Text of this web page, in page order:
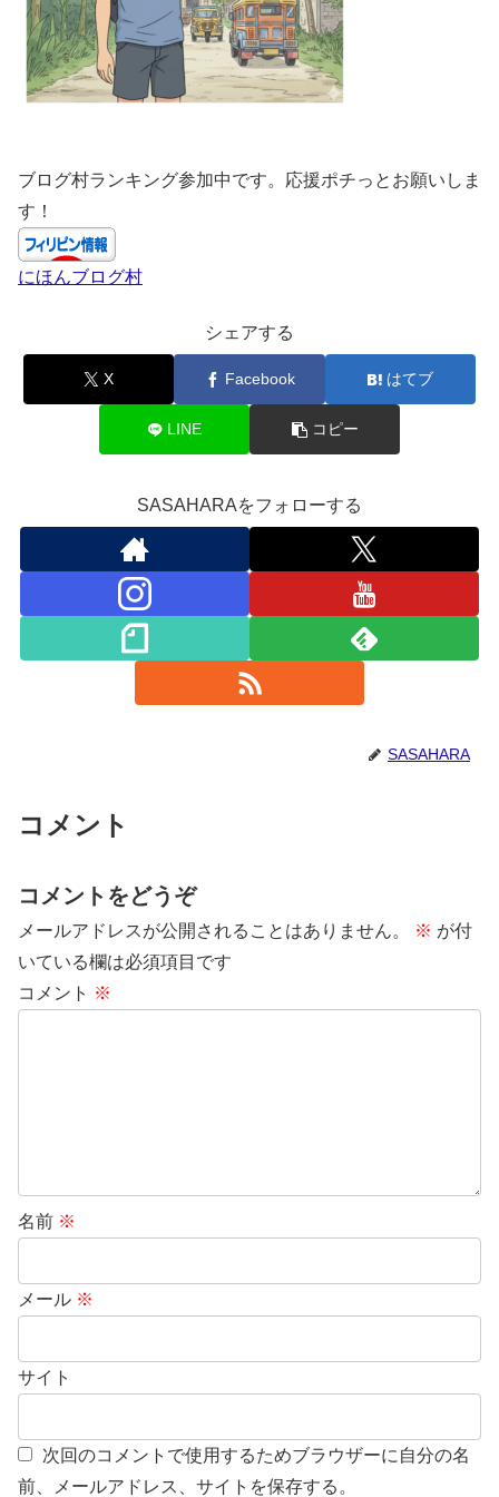
ブログ村ランキング参加中です。応援ポチっとお願いしま
す！
にほんブログ村
シェアする
X Facebook はてブ
LINE コピー
SASAHARAをフォローする
SASAHARA
コメント
コメントをどうぞ
メールアドレスが公開されることはありません。 ※ が付
いている欄は必須項目です
コメント ※
名前 ※
メール ※
サイト
次回のコメントで使用するためブラウザーに自分の名
前、メールアドレス、サイトを保存する。